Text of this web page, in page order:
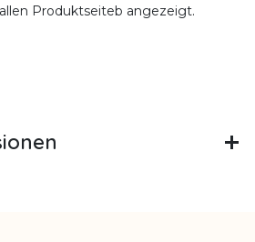
Produktseiteb angezeigt.